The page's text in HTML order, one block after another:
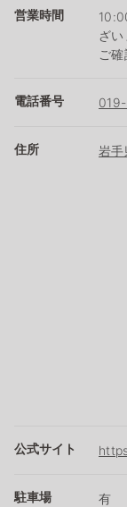
営業時間
ざ
ご確
電話番号
住所 岩
公式サイト
駐車場 有